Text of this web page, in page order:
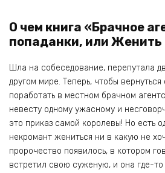
О чем книга «Брачное
попаданки, или Женить
Шла на собеседование, перепутала
другом мире. Теперь, чтобы
поработать в местном брачном
невесту одному ужасному и
это приказ самой королевы! Но есть
некромант жениться ни в какую не
пророчество появилось, в котором
встретил свою суженую, и она где-